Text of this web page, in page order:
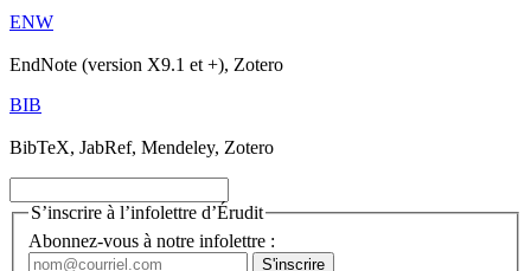
ENW
EndNote (version X9.1 et +), Zotero
BIB
BibTeX, JabRef, Mendeley, Zotero
S’inscrire à l’infolettre d’Érudit
Abonnez-vous à notre infolettre :